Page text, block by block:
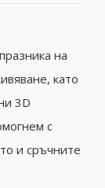
на
като
3D
с
и сръчните